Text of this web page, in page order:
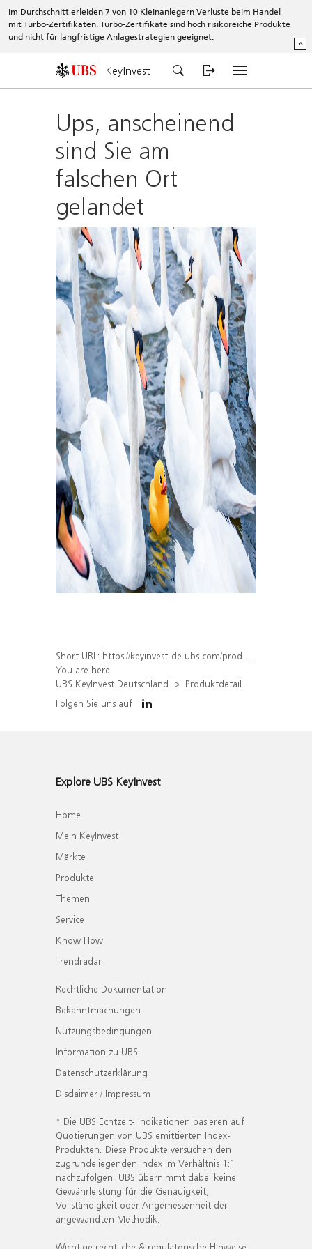
Im Durchschnitt erleiden 7 von 10 Kleinanlegern Verluste beim Handel
mit Turbo-Zertifikaten. Turbo-Zertifikate sind hoch risikoreiche Produkte
und nicht für langfristige Anlagestrategien geeignet.
^
KeyInvest
Ups, anscheinend
sind Sie am
falschen Ort
gelandet
Short URL: https://keyinvest-de.ubs.com/produkt/detail/index/isin/DE000WA4F7Q0
You are here:
UBS KeyInvest Deutschland
Produktdetail
Folgen Sie uns auf
Explore UBS KeyInvest
Home
Mein KeyInvest
Märkte
Produkte
Themen
Service
Know How
Trendradar
Rechtliche Dokumentation
Bekanntmachungen
Nutzungsbedingungen
Information zu UBS
Datenschutzerklärung
Disclaimer / Impressum
* Die UBS Echtzeit- Indikationen basieren auf
Quotierungen von UBS emittierten Index-
Produkten. Diese Produkte versuchen den
zugrundeliegenden Index im Verhältnis 1:1
nachzufolgen. UBS übernimmt dabei keine
Gewährleistung für die Genauigkeit,
Vollständigkeit oder Angemessenheit der
angewandten Methodik.